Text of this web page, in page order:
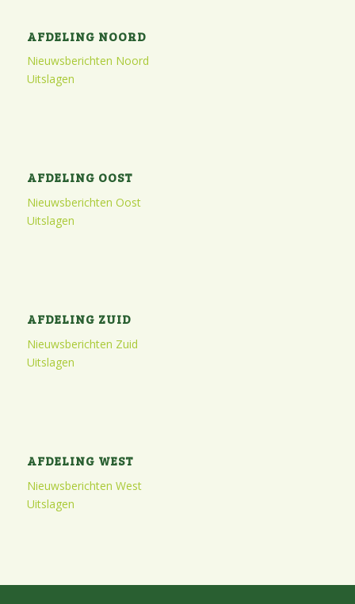
AFDELING NOORD
Nieuwsberichten Noord
Uitslagen
AFDELING OOST
Nieuwsberichten Oost
Uitslagen
AFDELING ZUID
Nieuwsberichten Zuid
Uitslagen
AFDELING WEST
Nieuwsberichten West
Uitslagen